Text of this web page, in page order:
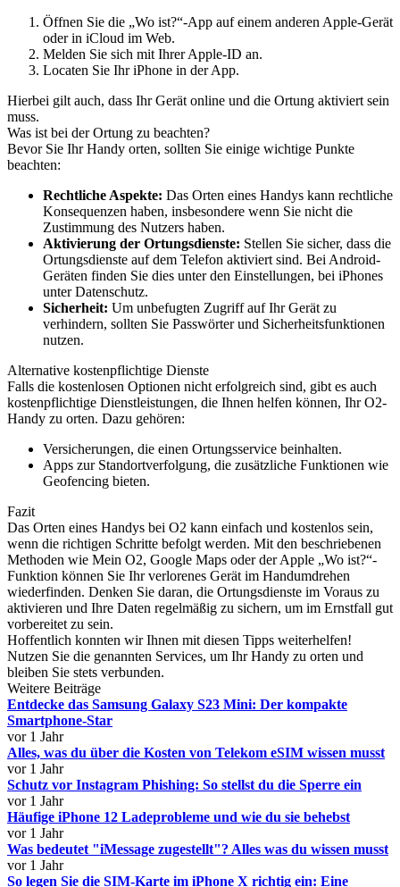
Öffnen Sie die „Wo ist?“-App auf einem anderen Apple-Gerät
oder in iCloud im Web.
Melden Sie sich mit Ihrer Apple-ID an.
Locaten Sie Ihr iPhone in der App.
Hierbei gilt auch, dass Ihr Gerät online und die Ortung aktiviert sein
muss.
Was ist bei der Ortung zu beachten?
Bevor Sie Ihr Handy orten, sollten Sie einige wichtige Punkte
beachten:
Rechtliche Aspekte: Das Orten eines Handys kann rechtliche
Konsequenzen haben, insbesondere wenn Sie nicht die
Zustimmung des Nutzers haben.
Aktivierung der Ortungsdienste: Stellen Sie sicher, dass die
Ortungsdienste auf dem Telefon aktiviert sind. Bei Android-
Geräten finden Sie dies unter den Einstellungen, bei iPhones
unter Datenschutz.
Sicherheit: Um unbefugten Zugriff auf Ihr Gerät zu
verhindern, sollten Sie Passwörter und Sicherheitsfunktionen
nutzen.
Alternative kostenpflichtige Dienste
Falls die kostenlosen Optionen nicht erfolgreich sind, gibt es auch
kostenpflichtige Dienstleistungen, die Ihnen helfen können, Ihr O2-
Handy zu orten. Dazu gehören:
Versicherungen, die einen Ortungsservice beinhalten.
Apps zur Standortverfolgung, die zusätzliche Funktionen wie
Geofencing bieten.
Fazit
Das Orten eines Handys bei O2 kann einfach und kostenlos sein,
wenn die richtigen Schritte befolgt werden. Mit den beschriebenen
Methoden wie Mein O2, Google Maps oder der Apple „Wo ist?“-
Funktion können Sie Ihr verlorenes Gerät im Handumdrehen
wiederfinden. Denken Sie daran, die Ortungsdienste im Voraus zu
aktivieren und Ihre Daten regelmäßig zu sichern, um im Ernstfall gut
vorbereitet zu sein.
Hoffentlich konnten wir Ihnen mit diesen Tipps weiterhelfen!
Nutzen Sie die genannten Services, um Ihr Handy zu orten und
bleiben Sie stets verbunden.
Weitere Beiträge
Entdecke das Samsung Galaxy S23 Mini: Der kompakte
Smartphone-Star
vor 1 Jahr
Alles, was du über die Kosten von Telekom eSIM wissen musst
vor 1 Jahr
Schutz vor Instagram Phishing: So stellst du die Sperre ein
vor 1 Jahr
Häufige iPhone 12 Ladeprobleme und wie du sie behebst
vor 1 Jahr
Was bedeutet "iMessage zugestellt"? Alles was du wissen musst
vor 1 Jahr
So legen Sie die SIM-Karte im iPhone X richtig ein: Eine